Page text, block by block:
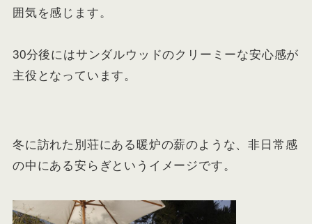
囲気を感じます。
30分後にはサンダルウッドのクリーミーな安心感が
主役となっています。
冬に訪れた別荘にある暖炉の薪のような、非日常感
の中にある安らぎというイメージです。